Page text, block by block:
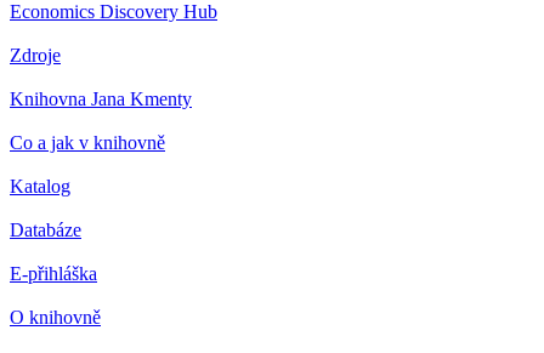
Economics Discovery Hub
Zdroje
Knihovna Jana Kmenty
Co a jak v knihovně
Katalog
Databáze
E-přihláška
O knihovně